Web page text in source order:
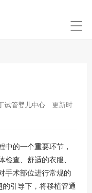
试管婴儿中心
更新时
中的一个重要环节，
查、舒适的衣服、
手术部位进行常规的
引导下，将移植管通